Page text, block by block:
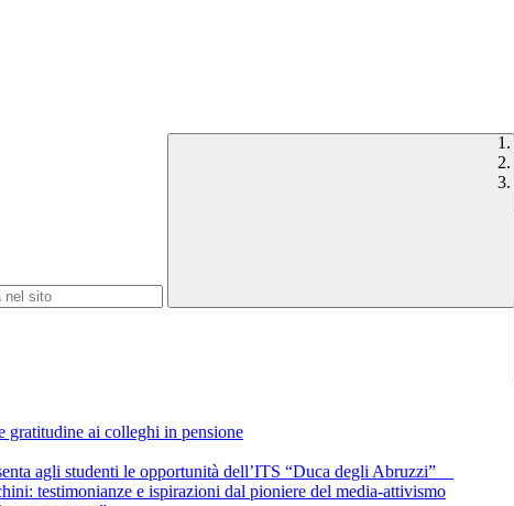
gratitudine ai colleghi in pensione
agli studenti le opportunità dell’ITS “Duca degli Abruzzi”
testimonianze e ispirazioni dal pioniere del media-attivismo